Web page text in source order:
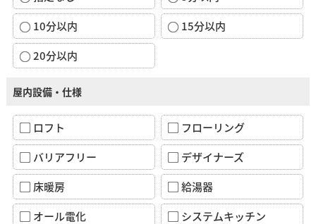
10分以内
15分以内
20分以内
屋内設備・仕様
ロフト
フローリング
バリアフリー
デザイナーズ
床暖房
給湯器
オール電化
システムキッチン